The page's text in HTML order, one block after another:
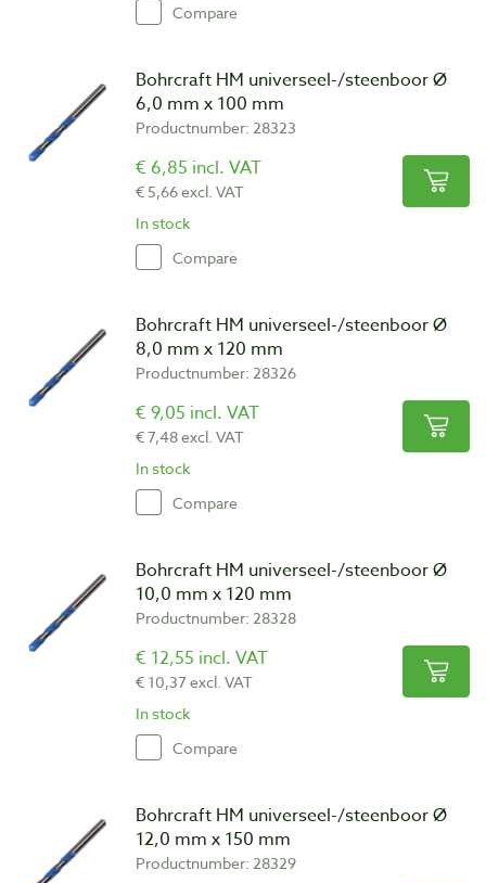
Compare
Bohrcraft HM universeel-/steenboor Ø
6,0 mm x 100 mm
Productnumber: 28323
€ 6,85 incl. VAT
€ 5,66 excl. VAT
In stock
Compare
Bohrcraft HM universeel-/steenboor Ø
8,0 mm x 120 mm
Productnumber: 28326
€ 9,05 incl. VAT
€ 7,48 excl. VAT
In stock
Compare
Bohrcraft HM universeel-/steenboor Ø
10,0 mm x 120 mm
Productnumber: 28328
€ 12,55 incl. VAT
€ 10,37 excl. VAT
In stock
Compare
Bohrcraft HM universeel-/steenboor Ø
12,0 mm x 150 mm
Productnumber: 28329